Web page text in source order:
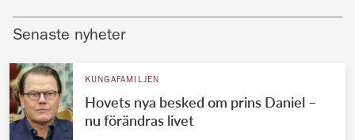
Senaste nyheter
KUNGAFAMILJEN
Hovets nya besked om prins Daniel –
nu förändras livet